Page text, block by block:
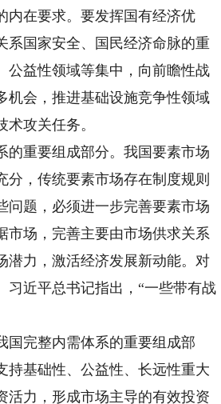
内在要求。要发挥国有经济优
系国家安全、国民经济命脉的重
公益性领域等集中，向前瞻性战
机会，推进基础设施竞争性领域
攻关任务。
重要组成部分。我国要素市场
，传统要素市场存在制度规则
问题，必须进一步完善要素市场
市场，完善主要由市场供求关系
潜力，激活经济发展新动能。对
习近平总书记指出，“一些带有战
完整内需体系的重要组成部
持基础性、公益性、长远性重大
活力，形成市场主导的有效投资